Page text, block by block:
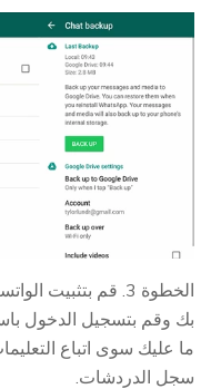
الخطوة 3. قم
بك وقم بتسجيل الدخول
ما عليك سوى اتباع
سجل الدردشات.